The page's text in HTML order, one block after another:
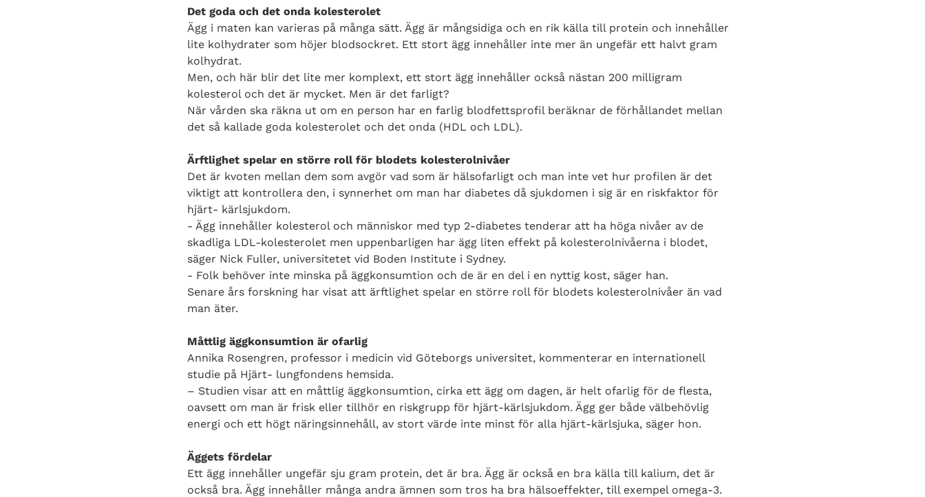
Det goda och det onda kolesterolet
Ägg i maten kan varieras på många sätt. Ägg är mångsidiga och en rik källa till protein och innehåller
lite kolhydrater som höjer blodsockret. Ett stort ägg innehåller inte mer än ungefär ett halvt gram
kolhydrat.
Men, och här blir det lite mer komplext, ett stort ägg innehåller också nästan 200 milligram
kolesterol och det är mycket. Men är det farligt?
När vården ska räkna ut om en person har en farlig blodfettsprofil beräknar de förhållandet mellan
det så kallade goda kolesterolet och det onda (HDL och LDL).
Ärftlighet spelar en större roll för blodets kolesterolnivåer
Det är kvoten mellan dem som avgör vad som är hälsofarligt och man inte vet hur profilen är det
viktigt att kontrollera den, i synnerhet om man har diabetes då sjukdomen i sig är en riskfaktor för
hjärt- kärlsjukdom.
- Ägg innehåller kolesterol och människor med typ 2-diabetes tenderar att ha höga nivåer av de
skadliga LDL-kolesterolet men uppenbarligen har ägg liten effekt på kolesterolnivåerna i blodet,
säger Nick Fuller, universitetet vid Boden Institute i Sydney.
- Folk behöver inte minska på äggkonsumtion och de är en del i en nyttig kost, säger han.
Senare års forskning har visat att ärftlighet spelar en större roll för blodets kolesterolnivåer än vad
man äter.
Måttlig äggkonsumtion är ofarlig
Annika Rosengren, professor i medicin vid Göteborgs universitet, kommenterar en internationell
studie på Hjärt- lungfondens hemsida.
– Studien visar att en måttlig äggkonsumtion, cirka ett ägg om dagen, är helt ofarlig för de flesta,
oavsett om man är frisk eller tillhör en riskgrupp för hjärt-kärlsjukdom. Ägg ger både välbehövlig
energi och ett högt näringsinnehåll, av stort värde inte minst för alla hjärt-kärlsjuka, säger hon.
Äggets fördelar
Ett ägg innehåller ungefär sju gram protein, det är bra. Ägg är också en bra källa till kalium, det är
också bra. Ägg innehåller många andra ämnen som tros ha bra hälsoeffekter, till exempel omega-3.